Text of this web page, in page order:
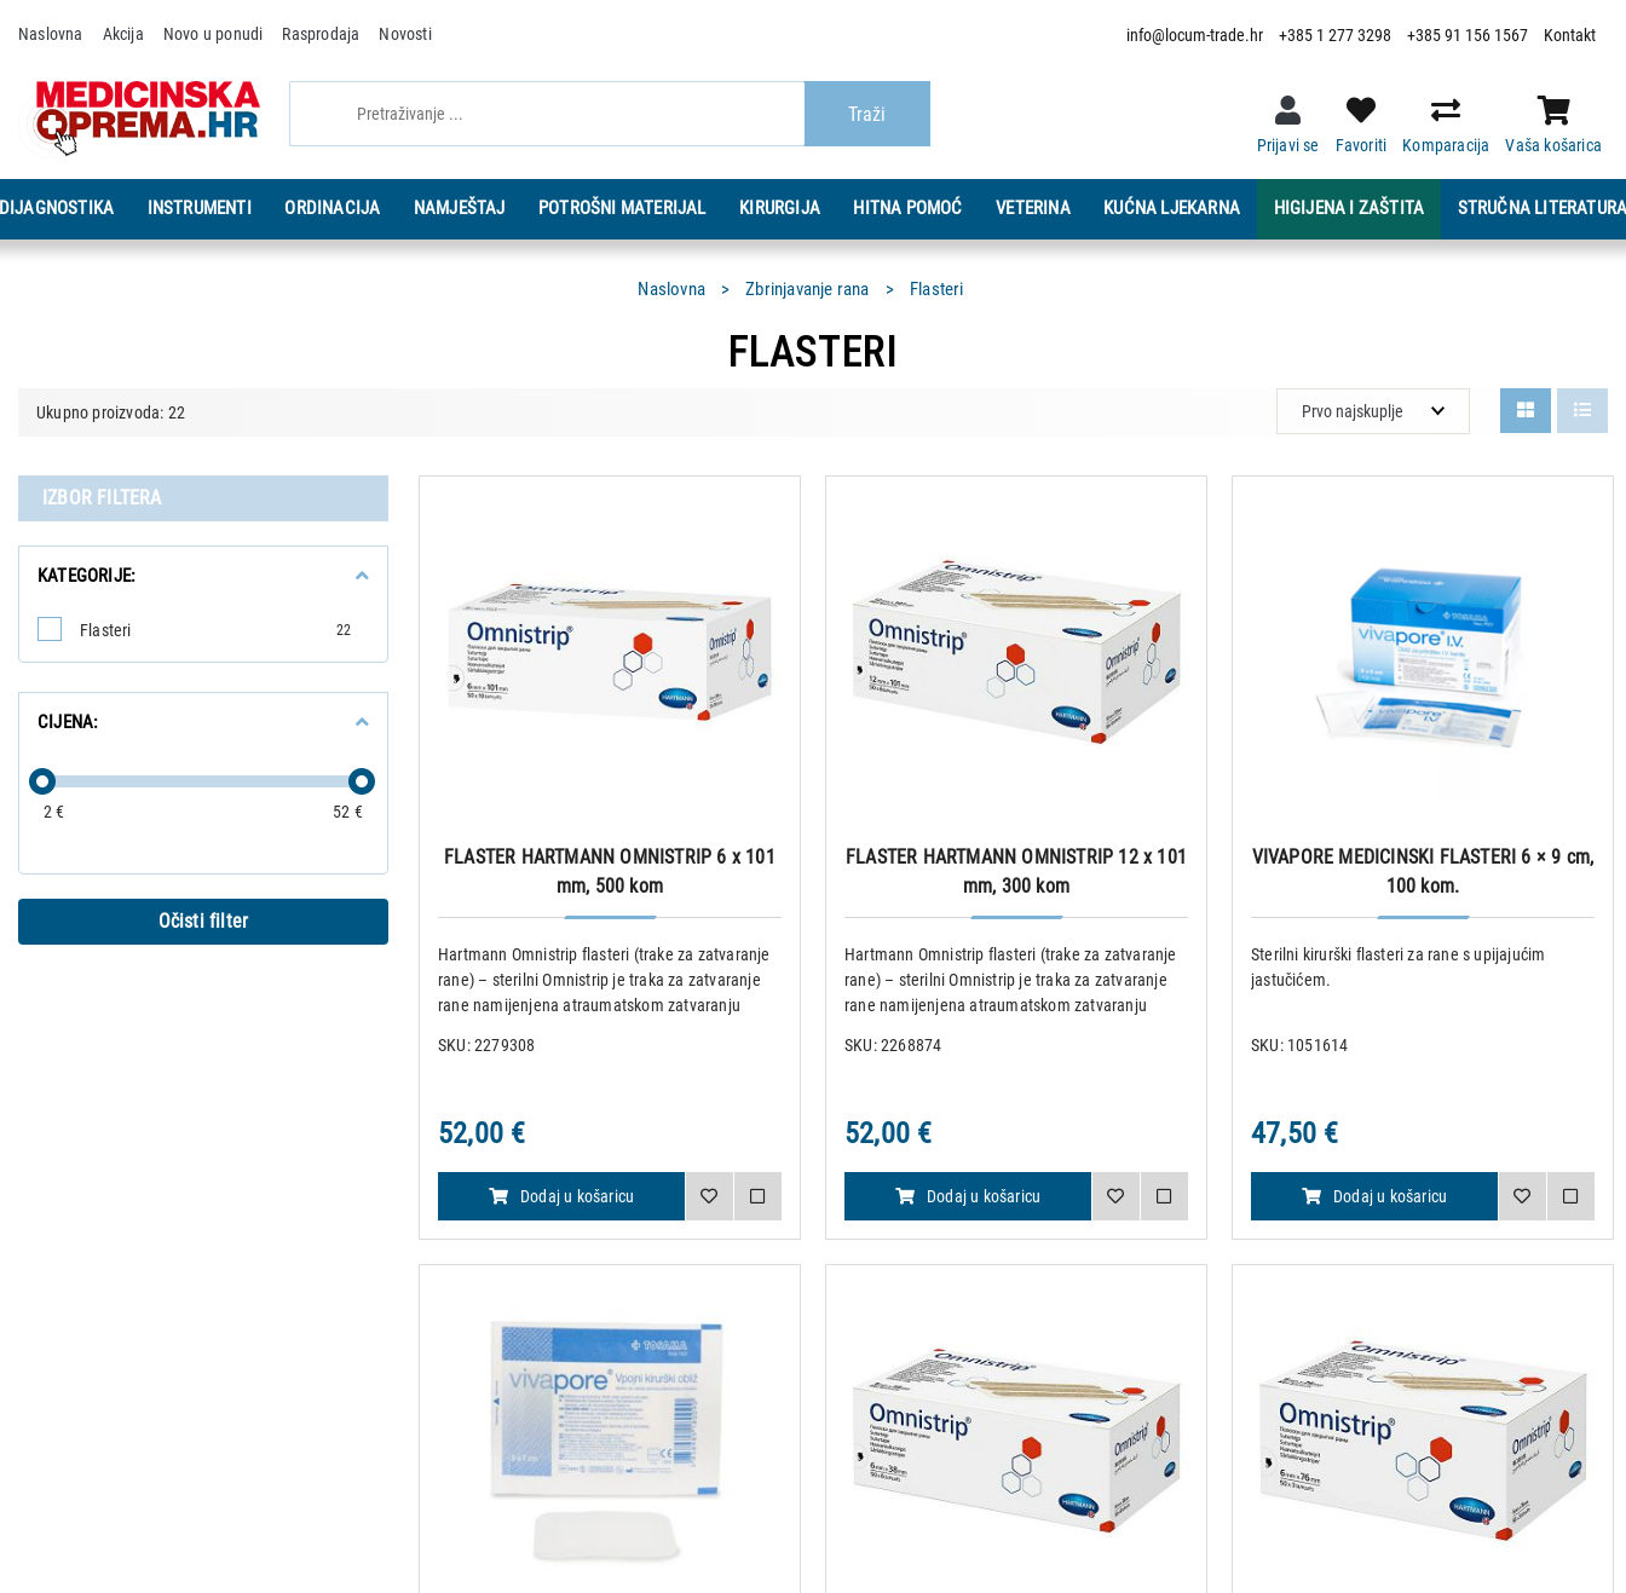
Naslovna Akcija Novo u ponudi Rasprodaja Novosti info@locum-trade.hr +385 1 277 3298 +385 91 156 1567 Kontakt
Traži
Vaša košarica
Komparacija
Favoriti
Prijavi se
INSTRUMENTI ORDINACIJA NAMJEŠTAJ POTROŠNI MATERIJAL KIRURGIJA HITNA POMOĆ VETERINA KUĆNA LJEKARNA HIGIJENA I ZAŠTITA STRUČNA
Naslovna Zbrinjavanje rana Flasteri
FLASTERI
Ukupno proizvoda: 22
IZBOR FILTERA
KATEGORIJE:
Flasteri 22
CIJENA:
2 € 52 €
Očisti filter
FLASTER HARTMANN OMNISTRIP 6 x 101
mm, 500 kom
Hartmann Omnistrip flasteri (trake za zatvaranje
rane) – sterilni Omnistrip je traka za zatvaranje
rane namijenjena atraumatskom zatvaranju
primarnom intencijom. Štiti rubove rane od
SKU: 2279308
52,00 €
Dodaj u košaricu
FLASTER HARTMANN OMNISTRIP 12 x 101
mm, 300 kom
Hartmann Omnistrip flasteri (trake za zatvaranje
rane) – sterilni Omnistrip je traka za zatvaranje
rane namijenjena atraumatskom zatvaranju
primarnom intencijom. Štiti rubove rane od
SKU: 2268874
52,00 €
Dodaj u košaricu
VIVAPORE MEDICINSKI FLASTERI 6 × 9 cm,
100 kom.
Sterilni kirurški flasteri za rane s upijajućim
jastučićem.
SKU: 1051614
47,50 €
Dodaj u košaricu